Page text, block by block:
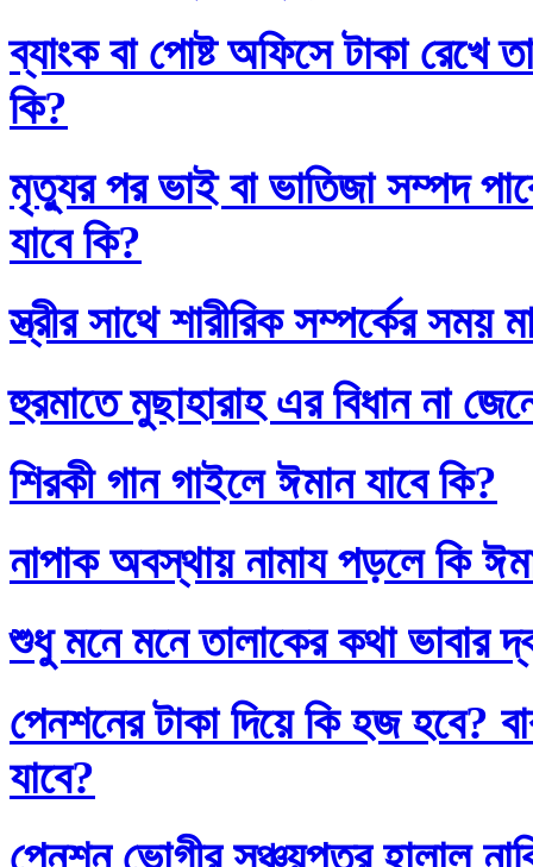
ব্যাংক বা পোষ্ট অফিসে টাকা রেখে
কি?
মৃত্যুর পর ভাই বা ভাতিজা সম্পদ
যাবে কি?
স্ত্রীর সাথে শারীরিক সম্পর্কের
হুরমাতে মুছাহারাহ এর বিধান না
শিরকী গান গাইলে ঈমান যাবে কি?
নাপাক অবস্থায় নামায পড়লে কি
শুধু মনে মনে তালাকের কথা ভাবার
পেনশনের টাকা দিয়ে কি হজ হবে?
যাবে?
পেনশন ভোগীর সঞ্চয়পত্র হালাল